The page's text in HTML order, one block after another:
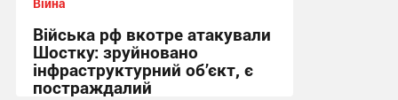
Війна
Війська рф вкотре атакували
Шостку: зруйновано
інфраструктурний об’єкт, є
постраждалий